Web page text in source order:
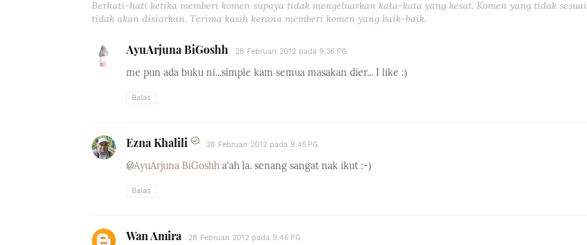
Berhati-hati ketika memberi komen supaya tidak mengeluarkan kata-kata yang kesat. Komen yang tidak sesuai
tidak akan disiarkan. Terima kasih kerana memberi komen yang baik-baik.
AyuArjuna BiGoshh 28 Februari 2012 pada 9:36 PG
me pun ada buku ni...simple kam semua masakan dier... I like :)
Balas
Ezna Khalili 28 Februari 2012 pada 9:45 PG
@AyuArjuna BiGoshh a'ah la. senang sangat nak ikut :-)
Balas
Wan Amira 28 Februari 2012 pada 9:46 PG